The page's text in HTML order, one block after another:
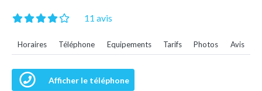
11 avis
Horaires Téléphone Equipements Tarifs Photos Avis
Afficher le téléphone